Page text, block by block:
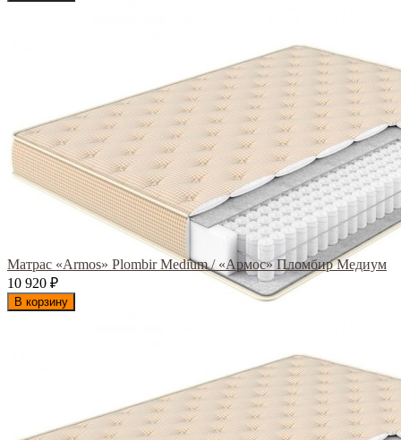
Матрас «Armos» Plombir Medium / «Армос» Пломбир Медиум
10 920 ₽
В корзину